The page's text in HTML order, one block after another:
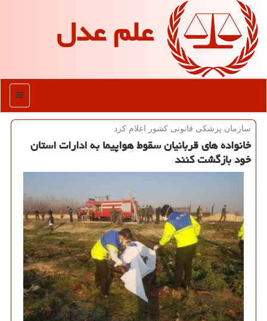
علم عدل
منو
​سازمان پزشكی قانونی كشور اعلام كرد
خانواده های قربانیان سقوط هواپیما به ادارات استان
خود بازگشت كنند